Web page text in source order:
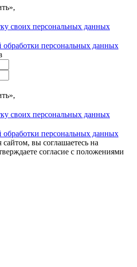
своих персональных данных
обработки персональных данных
своих персональных данных
обработки персональных данных
вы соглашаетесь на
согласие с положениями